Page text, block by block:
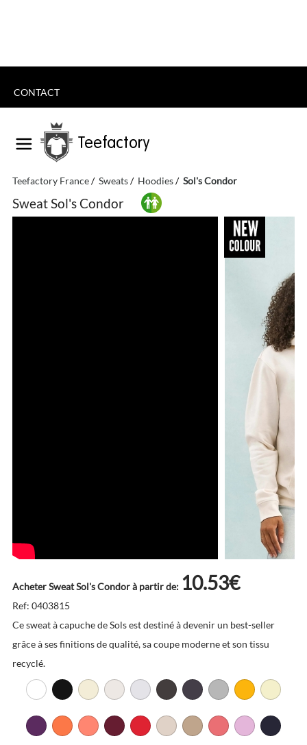
CONTACT
Teefactory
Teefactory France Sweats Hoodies Sol's Condor
Sweat Sol's Condor
Acheter Sweat Sol's Condor à partir de: 10.53€
Ref: 0403815
Ce sweat à capuche de Sols est destiné à devenir un best-seller
grâce à ses finitions de qualité, sa coupe moderne et son tissu
recyclé.